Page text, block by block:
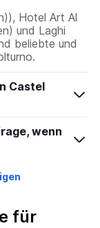
Hotel Art Al
und Laghi
beliebte und
Castel
wenn
für